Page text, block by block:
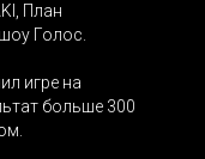
План
Голос.
игре на
больше 300